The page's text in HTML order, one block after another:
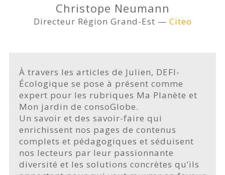
Christope Neumann
Directeur Région Grand-Est — Citeo
À travers les articles de Julien, DEFI-
Écologique se pose à présent comme
expert pour les rubriques Ma Planète et
Mon jardin de consoGlobe.
Un savoir et des savoir-faire qui
enrichissent nos pages de contenus
complets et pédagogiques et séduisent
nos lecteurs par leur passionnante
diversité et les solutions concrètes qu’ils